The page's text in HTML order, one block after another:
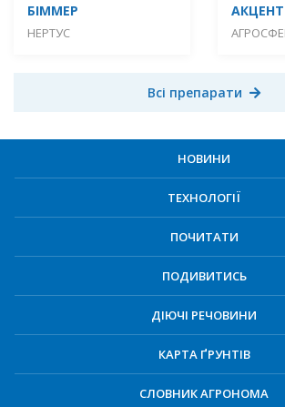
БІММЕР
НЕРТУС
АКЦЕНТ
Всі препарати
НОВИНИ
ТЕХНОЛОГІЇ
ПОЧИТАТИ
ПОДИВИТИСЬ
ДІЮЧІ РЕЧОВИНИ
КАРТА ҐРУНТІВ
СЛОВНИК АГРОНОМА